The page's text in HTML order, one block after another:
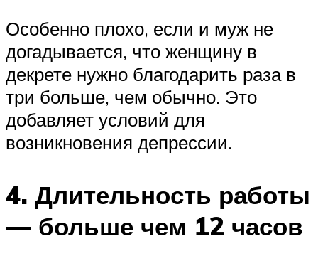
Особенно плохо, если и муж не
догадывается, что женщину в
декрете нужно благодарить раза в
три больше, чем обычно. Это
добавляет условий для
возникновения депрессии.
4. Длительность работы
— больше чем 12 часов